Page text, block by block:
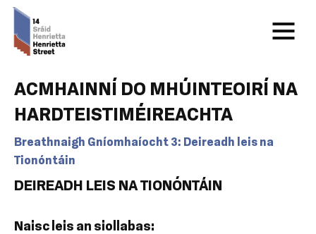
ACMHAINNÍ DO MHÚINTEOIRÍ NA
HARDTEISTIMÉIREACHTA
Breathnaigh Gníomhaíocht 3: Deireadh leis na
Tionóntáin
DEIREADH LEIS NA TIONÓNTÁIN
Naisc leis an siollabas: